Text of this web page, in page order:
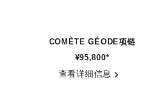
COMÈTE GÉODE项链
参考编号 J0869
¥95,800*
查看详细信息